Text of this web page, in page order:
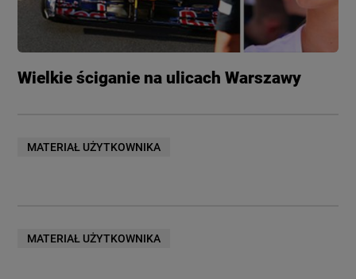
Wielkie ściganie na ulicach Warszawy
MATERIAŁ UŻYTKOWNIKA
MATERIAŁ UŻYTKOWNIKA